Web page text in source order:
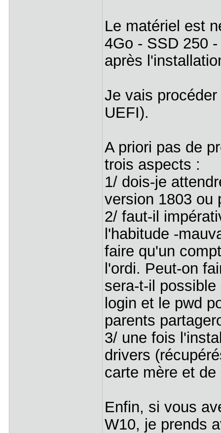
Le matériel est
4Go - SSD 250
après
Je vais
UEFI).
A priori pas de
trois aspects :
1/ dois-je
version 1803 ou
2/ faut-il
l'habitude -
faire qu'un
l'ordi. Peut-on
sera-t-il
login et le pwd
parents
3/ une fois
drivers
carte mère et
Enfin, si vous
W10, je prends